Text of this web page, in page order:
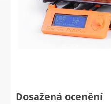
Dosažená ocenění